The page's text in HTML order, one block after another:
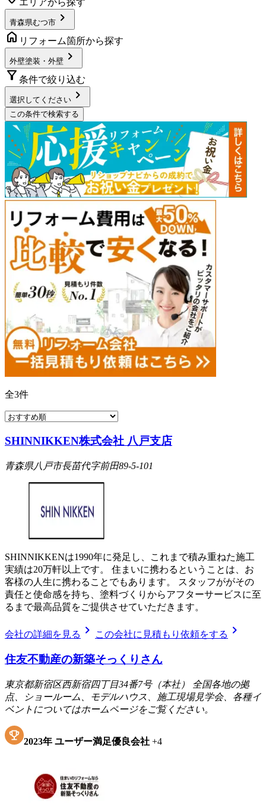
エリアから探す
青森県むつ市 chevron_right
home リフォーム箇所から探す
外壁塗装・外壁 chevron_right
filter_alt 条件で絞り込む
選択してください chevron_right
この条件で検索する
全3件
SHINNIKKEN株式会社 八戸支店
青森県八戸市長苗代字前田89-5-101
SHINNIKKENは1990年に発足し、これまで積み重ねた施工
実績は20万軒以上です。 住まいに携わるということは、お
客様の人生に携わることでもあります。 スタッフががその
責任と使命感を持ち、塗料づくりからアフターサービスに至
るまで最高品質をご提供させていただきます。
会社の詳細を見る chevron_right この会社に見積もり依頼をする chevron_right
住友不動産の新築そっくりさん
東京都新宿区西新宿四丁目34番7号（本社） 全国各地の拠
点、ショールーム、モデルハウス、施工現場見学会、各種イ
ベントについてはホームページをご覧ください。
2023年 ユーザー満足優良会社 +4